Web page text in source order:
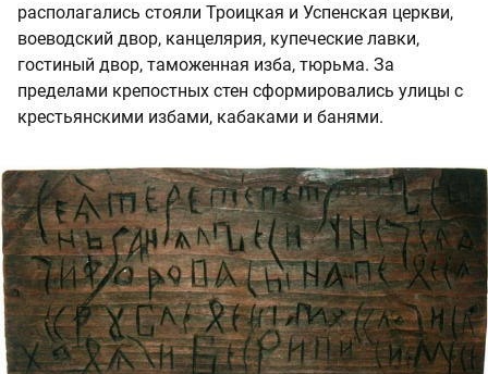
располагались стояли Троицкая и Успенская церкви,
воеводский двор, канцелярия, купеческие лавки,
гостиный двор, таможенная изба, тюрьма. За
пределами крепостных стен сформировались улицы с
крестьянскими избами, кабаками и банями.